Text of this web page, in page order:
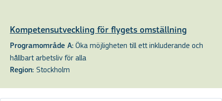
Kompetensutveckling för flygets omställning
Programområde A: Öka möjligheten till ett inkluderande och
hållbart arbetsliv för alla
Region: Stockholm